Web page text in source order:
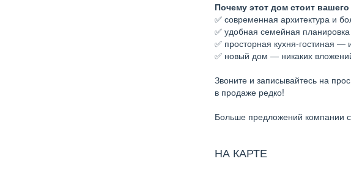
Почему этот дом стоит
✅ современная архитектура и
✅ удобная семейная планировка
✅ просторная кухня-гостиная —
✅ новый дом — никаких
Звоните и записывайтесь на
в продаже редко!
Больше предложений
НА КАРТЕ